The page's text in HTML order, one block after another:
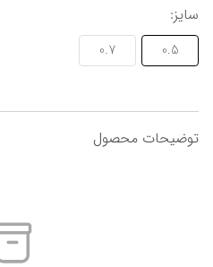
سایز:
0.5
0.7
توضیحات محصول